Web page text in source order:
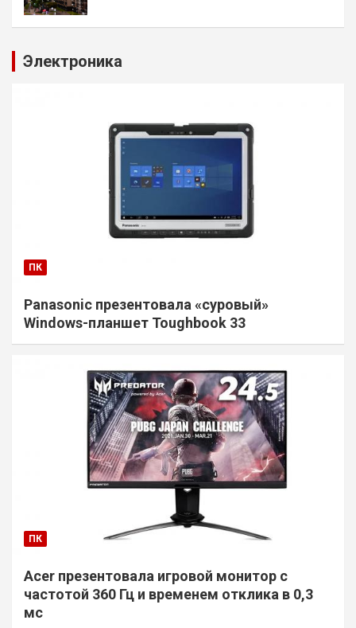
Электроника
ПК
Panasonic презентовала «суровый»
Windows-планшет Toughbook 33
ПК
Acer презентовала игровой монитор с
частотой 360 Гц и временем отклика в 0,3
мс